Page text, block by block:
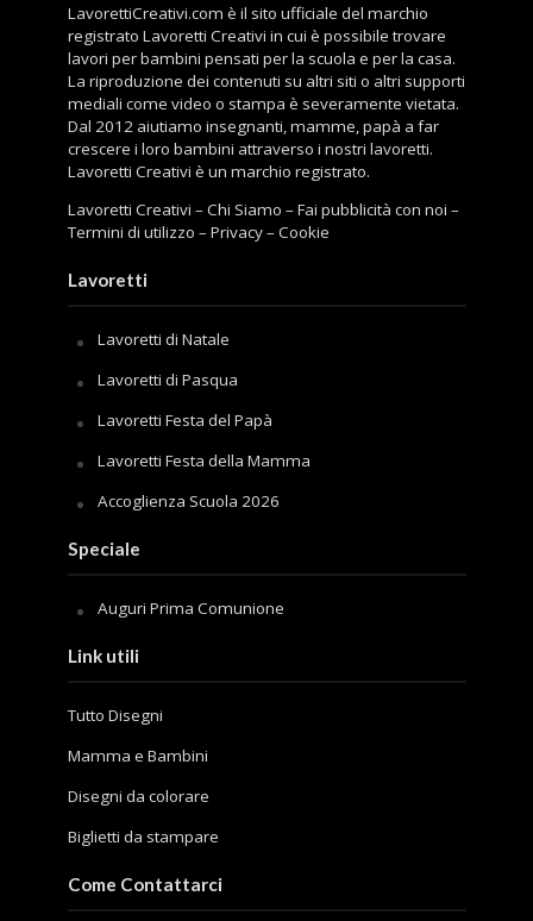
LavorettiCreativi.com è il sito ufficiale del marchio
registrato Lavoretti Creativi in cui è possibile trovare
lavori per bambini pensati per la scuola e per la casa.
La riproduzione dei contenuti su altri siti o altri supporti
mediali come video o stampa è severamente vietata.
Dal 2012 aiutiamo insegnanti, mamme, papà a far
crescere i loro bambini attraverso i nostri lavoretti.
Lavoretti Creativi è un marchio registrato.
Lavoretti Creativi –Chi Siamo –Fai pubblicità con noi –
Termini di utilizzo –Privacy–Cookie
Lavoretti
Lavoretti di Natale
Lavoretti di Pasqua
Lavoretti Festa del Papà
Lavoretti Festa della Mamma
Accoglienza Scuola 2026
Speciale
Auguri Prima Comunione
Link utili
Tutto Disegni
Mamma e Bambini
Disegni da colorare
Biglietti da stampare
Come Contattarci